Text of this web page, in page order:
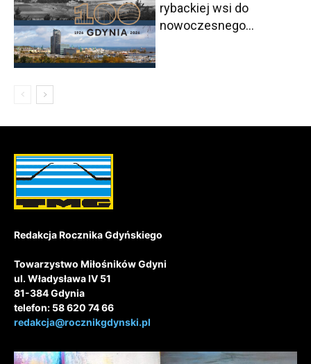
rybackiej wsi do
nowoczesnego...
Redakcja Rocznika Gdyńskiego
Towarzystwo Miłośników Gdyni
ul. Władysława IV 51
81-384 Gdynia
telefon: 58 620 74 66
redakcja@rocznikgdynski.pl